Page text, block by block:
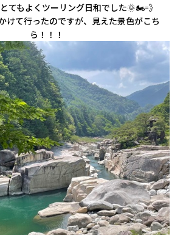
イベント・キャンペーン
ご購入者サポート
アフターサポート
会社情報
カタ
リコ
お問
てもよくツーリング日和でした🌞🏍💨
けて行ったのですが、見えた景色がこち
ら！！！